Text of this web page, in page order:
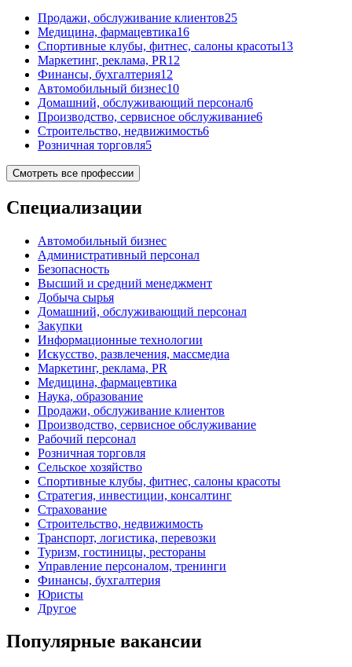
Продажи, обслуживание клиентов25
Медицина, фармацевтика16
Спортивные клубы, фитнес, салоны красоты13
Маркетинг, реклама, PR12
Финансы, бухгалтерия12
Автомобильный бизнес10
Домашний, обслуживающий персонал6
Производство, сервисное обслуживание6
Строительство, недвижимость6
Розничная торговля5
Смотреть все профессии
Специализации
Автомобильный бизнес
Административный персонал
Безопасность
Высший и средний менеджмент
Добыча сырья
Домашний, обслуживающий персонал
Закупки
Информационные технологии
Искусство, развлечения, массмедиа
Маркетинг, реклама, PR
Медицина, фармацевтика
Наука, образование
Продажи, обслуживание клиентов
Производство, сервисное обслуживание
Рабочий персонал
Розничная торговля
Сельское хозяйство
Спортивные клубы, фитнес, салоны красоты
Стратегия, инвестиции, консалтинг
Страхование
Строительство, недвижимость
Транспорт, логистика, перевозки
Туризм, гостиницы, рестораны
Управление персоналом, тренинги
Финансы, бухгалтерия
Юристы
Другое
Популярные вакансии